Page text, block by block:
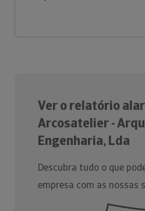
Ver o relatório
Arcosatelier -
Engenharia, Lda
Descubra tudo o que
empresa com as nossas